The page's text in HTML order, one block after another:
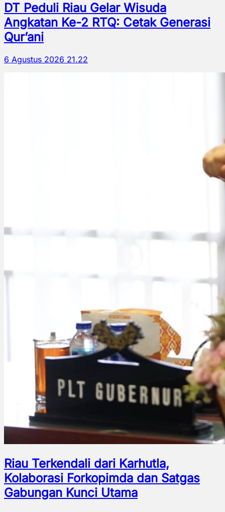
DT Peduli Riau Gelar Wisuda
Angkatan Ke-2 RTQ: Cetak Generasi
Qur’ani
6 Agustus 2026 21.22
Riau Terkendali dari Karhutla,
Kolaborasi Forkopimda dan Satgas
Gabungan Kunci Utama